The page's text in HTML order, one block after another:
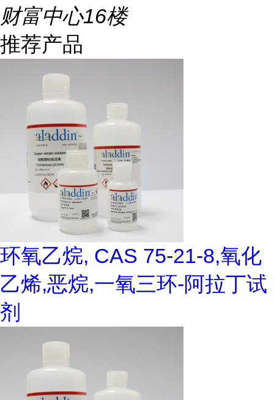
财富中心16楼
推荐产品
环氧乙烷, CAS 75-21-8,氧化
乙烯,恶烷,一氧三环-阿拉丁试
剂